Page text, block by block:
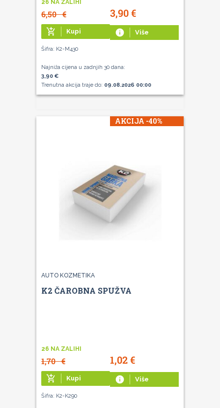
26 NA ZALIHI
6,50€ 3,90€
add_shopping_cart Kupi info Više
Šifra: K2-M430
Najniža cijena u zadnjih 30 dana:
3,90 €
Trenutna akcija traje do: 09.08.2026 00:00
AKCIJA -40%
AUTO KOZMETIKA
K2 ČAROBNA SPUŽVA
26 NA ZALIHI
1,70€ 1,02€
add_shopping_cart Kupi info Više
Šifra: K2-K290